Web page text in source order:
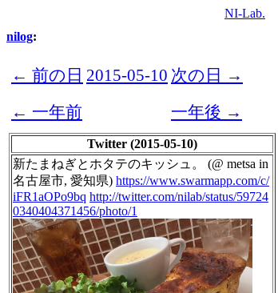
NI-Lab.
nilog:
← 前の日 2015-05-10 次の日 →
← 一年前
一年後 →
Twitter (2015-05-10)
新たまねぎとホタテのキッシュ。 (@ metsa in
名古屋市, 愛知県) https://www.swarmapp.com/c/
iFR1aOPo9bq http://twitter.com/nilab/status/59724
0340404371456/photo/1